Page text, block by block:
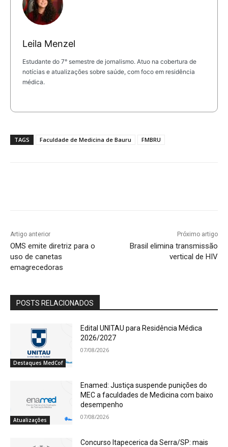
Leila Menzel
Estudante do 7° semestre de jornalismo. Atuo na cobertura de
notícias e atualizações sobre saúde, com foco em residência
médica.
TAGS Faculdade de Medicina de Bauru FMBRU
Artigo anterior
OMS emite diretriz para o
uso de canetas
emagrecedoras
Próximo artigo
Brasil elimina transmissão
vertical de HIV
POSTS RELACIONADOS
Destaques MedCof
Edital UNITAU para Residência Médica
2026/2027
07/08/2026
Atualizações
Enamed: Justiça suspende punições do
MEC a faculdades de Medicina com baixo
desempenho
07/08/2026
Concurso Itapecerica da Serra/SP: mais